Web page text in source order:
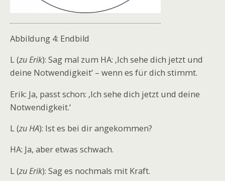
Abbildung 4: Endbild
L (zu Erik): Sag mal zum HA: ‚Ich sehe dich jetzt und
deine Notwendigkeit‘ – wenn es für dich stimmt.
Erik: Ja, passt schon: ‚Ich sehe dich jetzt und deine
Notwendigkeit.‘
L (zu HA): Ist es bei dir angekommen?
HA: Ja, aber etwas schwach.
L (zu Erik): Sag es nochmals mit Kraft.